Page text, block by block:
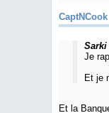
CaptNCook
Sarki
Je
Et je
Et la